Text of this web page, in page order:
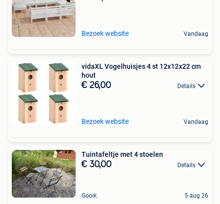
Bezoek website Vandaag
vidaXL Vogelhuisjes 4 st 12x12x22 cm
hout
€ 26,00 Details
Bezoek website Vandaag
Tuintafeltje met 4 stoelen
€ 30,00 Details
Gooik 5 aug 26